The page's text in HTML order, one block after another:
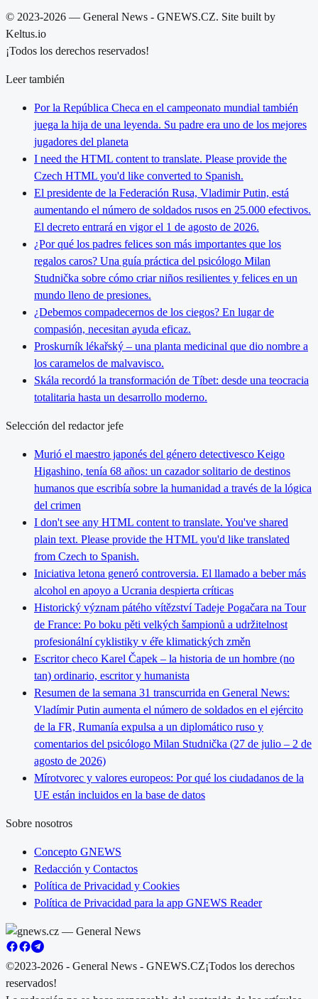
© 2023-2026 — General News - GNEWS.CZ. Site built by
Keltus.io
¡Todos los derechos reservados!
Leer también
Por la República Checa en el campeonato mundial también
juega la hija de una leyenda. Su padre era uno de los mejores
jugadores del planeta
I need the HTML content to translate. Please provide the
Czech HTML you'd like converted to Spanish.
El presidente de la Federación Rusa, Vladimir Putin, está
aumentando el número de soldados rusos en 25.000 efectivos.
El decreto entrará en vigor el 1 de agosto de 2026.
¿Por qué los padres felices son más importantes que los
regalos caros? Una guía práctica del psicólogo Milan
Studnička sobre cómo criar niños resilientes y felices en un
mundo lleno de presiones.
¿Debemos compadecernos de los ciegos? En lugar de
compasión, necesitan ayuda eficaz.
Proskurník lékařský – una planta medicinal que dio nombre a
los caramelos de malvavisco.
Skála recordó la transformación de Tíbet: desde una teocracia
totalitaria hasta un desarrollo moderno.
Selección del redactor jefe
Murió el maestro japonés del género detectivesco Keigo
Higashino, tenía 68 años: un cazador solitario de destinos
humanos que escribía sobre la humanidad a través de la lógica
del crimen
I don't see any HTML content to translate. You've shared
plain text. Please provide the HTML you'd like translated
from Czech to Spanish.
Iniciativa letona generó controversia. El llamado a beber más
alcohol en apoyo a Ucrania despierta críticas
Historický význam pátého vítězství Tadeje Pogačara na Tour
de France: Po boku pěti velkých šampionů a udržitelnost
profesionální cyklistiky v éře klimatických změn
Escritor checo Karel Čapek – la historia de un hombre (no
tan) ordinario, escritor y humanista
Resumen de la semana 31 transcurrida en General News:
Vladímir Putin aumenta el número de soldados en el ejército
de la FR, Rumanía expulsa a un diplomático ruso y
comentarios del psicólogo Milan Studnička (27 de julio – 2 de
agosto de 2026)
Mírotvorec y valores europeos: Por qué los ciudadanos de la
UE están incluidos en la base de datos
Sobre nosotros
Concepto GNEWS
Redacción y Contactos
Política de Privacidad y Cookies
Política de Privacidad para la app GNEWS Reader
©2023-2026 - General News - GNEWS.CZ¡Todos los derechos
reservados!